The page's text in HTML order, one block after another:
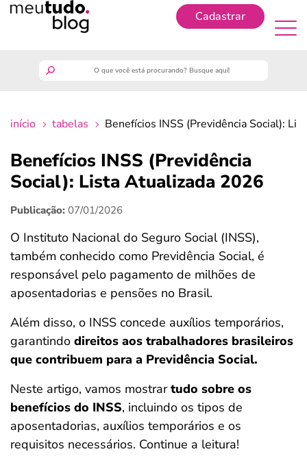
Cadastrar
finanças
benefícios
crédito fácil
últimas notícias
ferramentas
início tabelas Benefícios INSS (Previdência Social):
Benefícios INSS (Previdência
Social): Lista Atualizada 2026
Publicação: 07/01/2026
O Instituto Nacional do Seguro Social (INSS),
também conhecido como Previdência Social, é
responsável pelo pagamento de milhões de
aposentadorias e pensões no Brasil.
Além disso, o INSS concede auxílios temporários,
garantindo direitos aos trabalhadores brasileiros
que contribuem para a Previdência Social.
Neste artigo, vamos mostrartudo sobre os
benefícios do INSS, incluindo os tipos de
aposentadorias, auxílios temporários e os
requisitos necessários. Continue a leitura!